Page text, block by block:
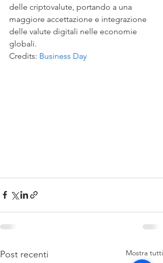
delle criptovalute, portando a una
maggiore accettazione e integrazione
delle valute digitali nelle economie
globali.
Credits: Business Day
Post recenti Mostra tutti